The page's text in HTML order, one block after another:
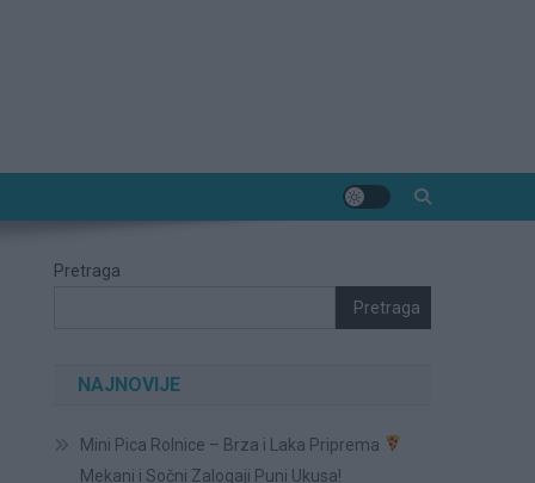
Pretraga
Pretraga
NAJNOVIJE
Mini Pica Rolnice – Brza i Laka Priprema
Mekani i Sočni Zalogaji Puni Ukusa!